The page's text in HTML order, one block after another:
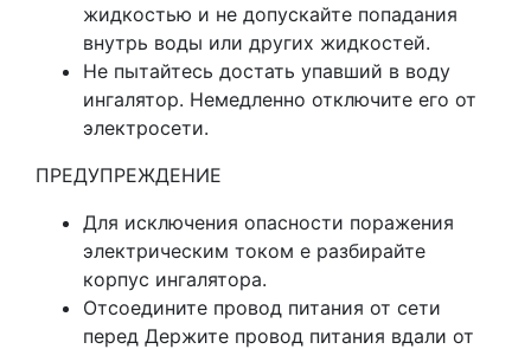
жидкостью и не допускайте попадания
внутрь воды или других жидкостей.
Не пытайтесь достать упавший в воду
ингалятор. Немедленно отключите его от
электросети.
ПРЕДУПРЕЖДЕНИЕ
Для исключения опасности поражения
электрическим током е разбирайте
корпус ингалятора.
Отсоедините провод питания от сети
перед Держите провод питания вдали от